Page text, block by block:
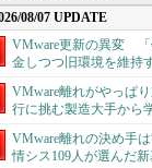
08/07 UPDATE
VMware更新の異変 「
金しつつ旧環境を維持
VMware離れがやっぱ
行に挑む製造大手から
VMware離れの決め手
情シス109人が選んだ